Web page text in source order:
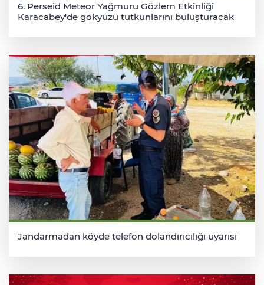
6. Perseid Meteor Yağmuru Gözlem Etkinliği
Karacabey'de gökyüzü tutkunlarını buluşturacak
Jandarmadan köyde telefon dolandırıcılığı uyarısı